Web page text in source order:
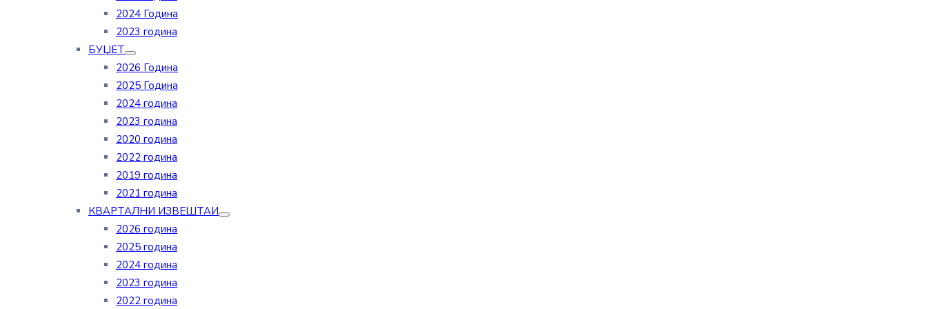
2024 Година
2023 година
БУЏЕТ
2026 Година
2025 Година
2024 година
2023 година
2020 година
2022 година
2019 година
2021 година
КВАРТАЛНИ ИЗВЕШТАИ
2026 година
2025 година
2024 година
2023 година
2022 година